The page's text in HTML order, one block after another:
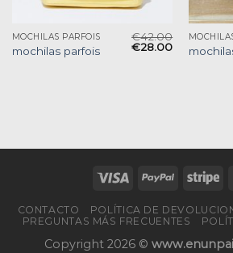
MOCHILAS PARFOIS
mochilas parfois
€42.00
€28.00
CONTACTO
POLÍTICA DE
PREGUNTAS MÁS FRECUENTES
Copyright 2026 ©